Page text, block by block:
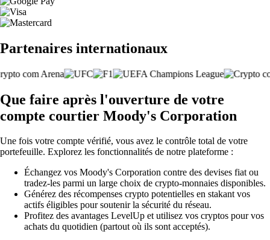
Partenaires internationaux
Que faire après l'ouverture de votre
compte courtier Moody's Corporation
Une fois votre compte vérifié, vous avez le contrôle total de votre
portefeuille. Explorez les fonctionnalités de notre plateforme :
Échangez vos Moody's Corporation contre des devises fiat ou
tradez-les parmi un large choix de crypto-monnaies disponibles.
Générez des récompenses crypto potentielles en stakant vos
actifs éligibles pour soutenir la sécurité du réseau.
Profitez des avantages LevelUp et utilisez vos cryptos pour vos
achats du quotidien (partout où ils sont acceptés).